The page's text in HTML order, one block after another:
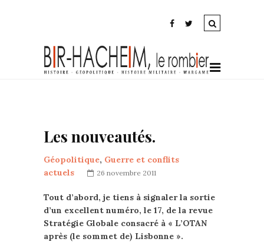
Les nouveautés.
Géopolitique, Guerre et conflits
actuels
26 novembre 2011
Tout d’abord, je tiens à signaler la sortie
d’un excellent numéro, le 17, de la revue
Stratégie Globale consacré à « L’OTAN
après (le sommet de) Lisbonne ».